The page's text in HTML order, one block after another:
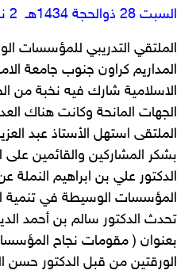
السبت 28 ذوالحجة 1434هـ 2 نوفمبر 2013م
الملتقي التدريبي للمؤسسات
المداريم كراون جنوب جامعة
الاسلامية شارك فيه نخبة من
الجهات المانحة وكانت هناك
الملتقى استهل الأستاذ عبد
بشكر المشاركين والقائمين
الدكتور علي بن ابراهيم النملة
المؤسسات الوسيطة في تنمية
تحدث الدكتور سالم بن أحمد
بعنوان ( مقومات نجاح
الورقتين من قبل الدكتور حسن